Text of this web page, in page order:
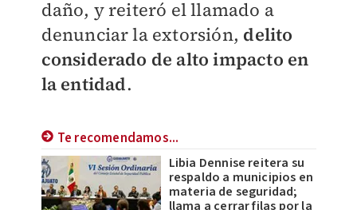
daño, y reiteró el llamado a
denunciar la extorsión, delito
considerado de alto impacto en
la entidad.
Te recomendamos...
Libia Dennise reitera su
respaldo a municipios en
materia de seguridad;
llama a cerrar filas por la